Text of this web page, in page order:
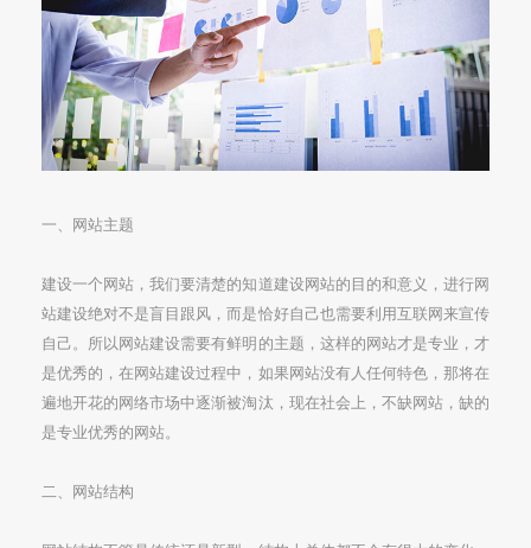
一、网站主题
建设一个网站，我们要清楚的知道建设网站的目的和意义，进行网
站建设绝对不是盲目跟风，而是恰好自己也需要利用互联网来宣传
自己。所以网站建设需要有鲜明的主题，这样的网站才是专业，才
是优秀的，在网站建设过程中，如果网站没有人任何特色，那将在
遍地开花的网络市场中逐渐被淘汰，现在社会上，不缺网站，缺的
是专业优秀的网站。
二、网站结构